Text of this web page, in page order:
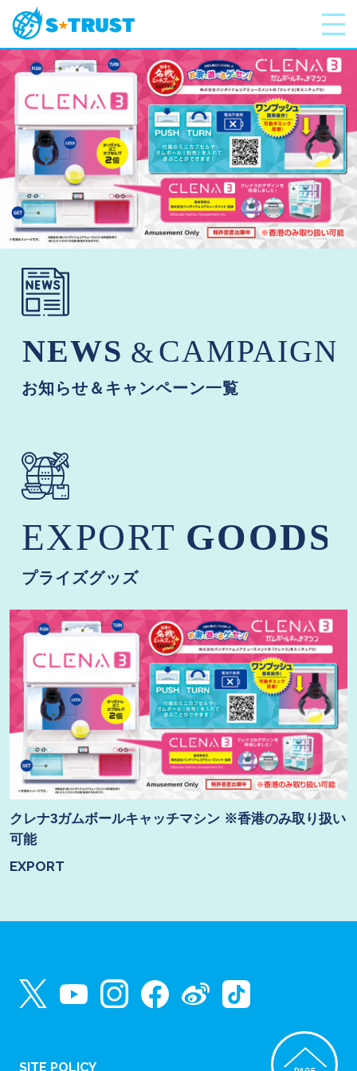
ABOUT US
GOODS
INTERNATIONAL
GOODS
COMPANY
RECRUIT
お知らせ＆キャンペーン一覧
プライズグッズ
クレナ3ガムボールキャッチマシン ※香港のみ取り扱い
可能
EXPORT
SITE POLICY